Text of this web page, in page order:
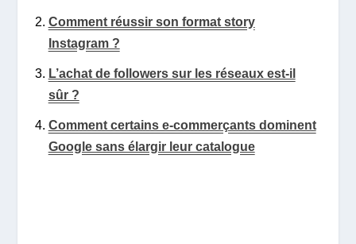
Comment réussir son format story
Instagram ?
L’achat de followers sur les réseaux est-il
sûr ?
Comment certains e-commerçants dominent
Google sans élargir leur catalogue